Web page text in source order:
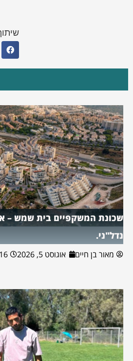
שכונת המשקפיים בית שמש –
נדל"ני.
מאור בן חיים אוגוסט 5, 2026 pm